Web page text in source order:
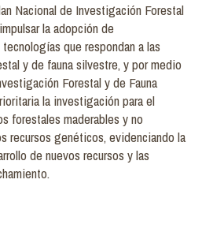
Nacional de Investigación Forestal
la adopción de
que respondan a las
y de fauna silvestre, y por medio
Forestal y de Fauna
la investigación para el
forestales maderables y no
recursos genéticos, evidenciando la
de nuevos recursos y las